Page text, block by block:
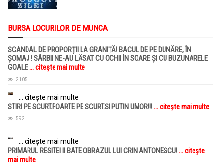
BURSA LOCURILOR DE MUNCA
SCANDAL DE PROPORȚII LA GRANIȚĂ! BACUL DE PE DUNĂRE, ÎN
ȘOMAJ ! SÂRBII NE-AU LĂSAT CU OCHII ÎN SOARE ȘI CU BUZUNARELE
GOALE... citește mai multe
2105
... citește mai multe
STIRI PE SCURT.FOARTE PE SCURT.SI PUTIN UMOR!!!... citește mai multe
592
... citește mai multe
PRIMARUL RESITEI II BATE OBRAZUL LUI CRIN ANTONESCU!... citește
mai multe